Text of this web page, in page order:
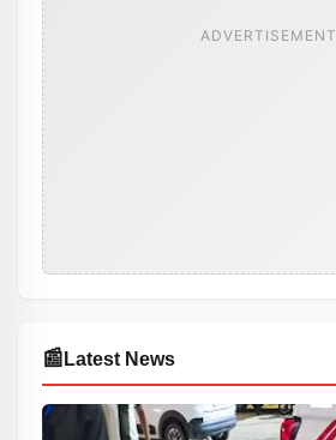
ADVERTISEMENT
📰 Latest News